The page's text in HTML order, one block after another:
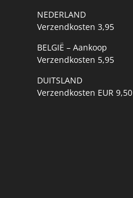
NEDERLAND
Verzendkosten 3,95
BELGIË – Aankoop
Verzendkosten 5,95
DUITSLAND
Verzendkosten EUR 9,50